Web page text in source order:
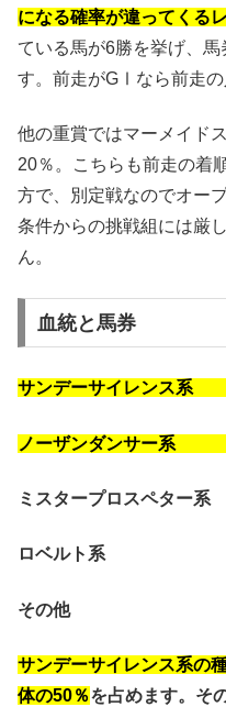
になる確率が違ってくるレ
ている馬が6勝を挙げ、
す。前走がGⅠなら前走の
他の重賞ではマーメイド
20％。こちらも前走の着
方で、別定戦なのでオー
条件からの挑戦組には厳
ん。
血統と馬券
サンデーサイレンス
ノーザンダンサー
ミスタープロスペタ
ロベルト系
その他
サンデーサイレンス系の
体の50％を占めます。そ